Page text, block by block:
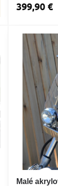
399,90 €
Malé